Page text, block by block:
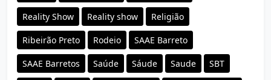
Reality Show Reality show Religião
Ribeirão Preto Rodeio SAAE Barreto
SAAE Barretos Saúde Sáude Saude SBT